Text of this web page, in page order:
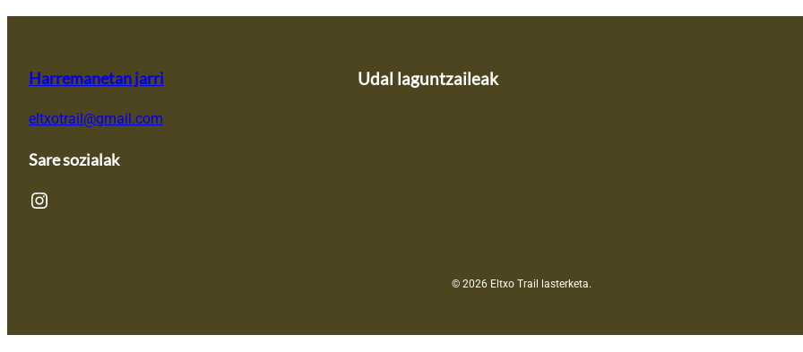
Harremanetan jarri
eltxotrail@gmail.com
Sare sozialak
Instagram
Udal laguntzaileak
© 2026 Eltxo Trail lasterketa.